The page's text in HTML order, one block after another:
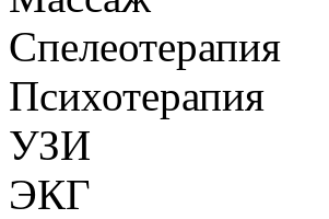
Спелеотерапия
Психотерапия
УЗИ
ЭКГ